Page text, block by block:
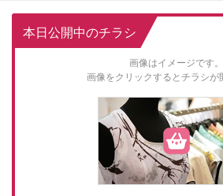
本日公開中のチラシ
画像はイメージです。
画像をクリックするとチラシが